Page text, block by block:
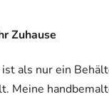
Zuhause
als nur ein
Meine